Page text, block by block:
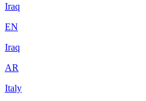
Iraq
EN
Iraq
AR
Italy